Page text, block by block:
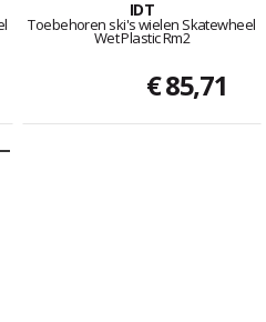
IDT
Toebehoren ski's wielen Skatewheel
Wet Plastic Rm2
€ 85,71